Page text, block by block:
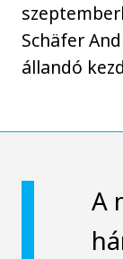
Schäfer
állandó
A